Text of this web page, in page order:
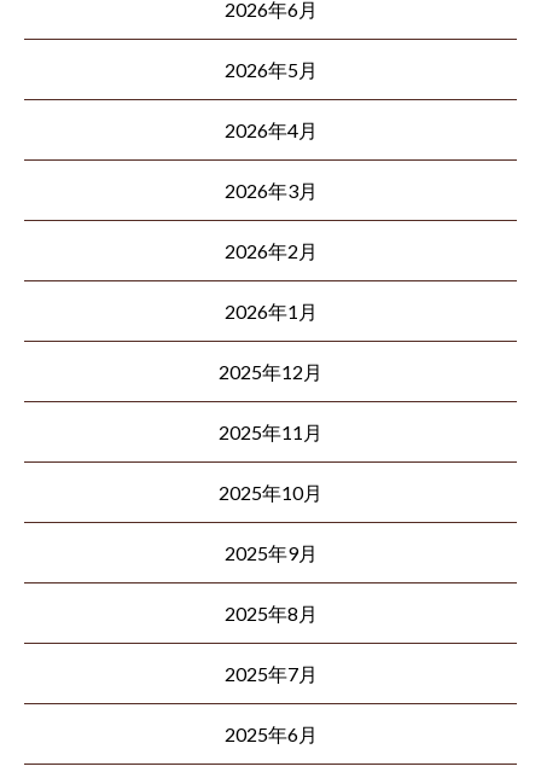
2026年6月
2026年5月
2026年4月
2026年3月
2026年2月
2026年1月
2025年12月
2025年11月
2025年10月
2025年9月
2025年8月
2025年7月
2025年6月